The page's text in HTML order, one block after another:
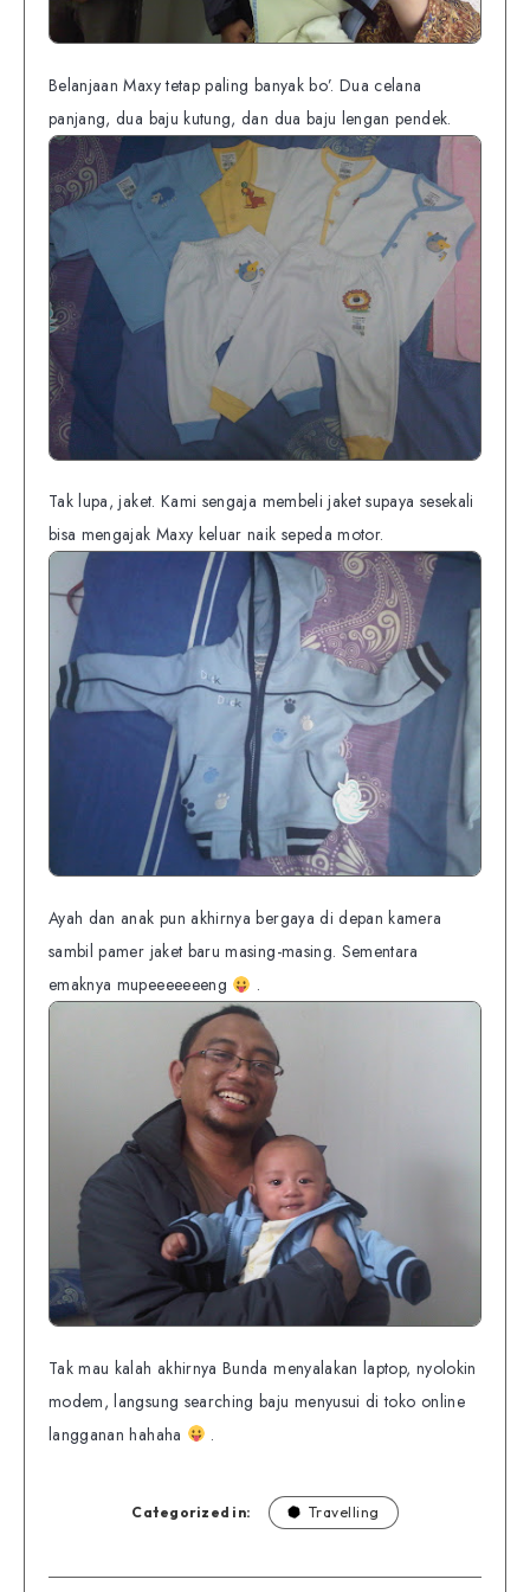
Belanjaan Maxy tetap paling banyak bo’. Dua celana
panjang, dua baju kutung, dan dua baju lengan pendek.
Tak lupa, jaket. Kami sengaja membeli jaket supaya sesekali
bisa mengajak Maxy keluar naik sepeda motor.
Ayah dan anak pun akhirnya bergaya di depan kamera
sambil pamer jaket baru masing-masing. Sementara
emaknya mupeeeeeeeng
.
Tak mau kalah akhirnya Bunda menyalakan laptop, nyolokin
modem, langsung searching baju menyusui di toko online
langganan hahaha
.
Categorized in: Travelling